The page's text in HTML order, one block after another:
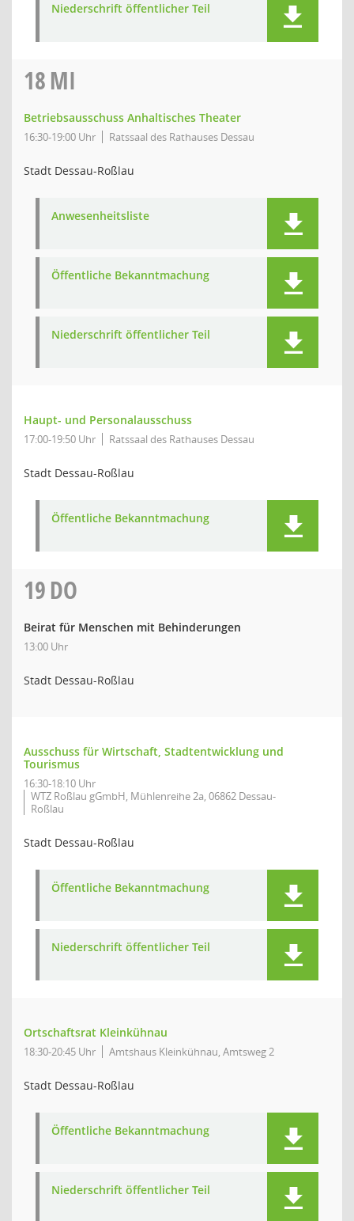
Niederschrift öffentlicher Teil
18MI
Betriebsausschuss Anhaltisches Theater
16:30-19:00 Uhr Ratssaal des Rathauses Dessau
Stadt Dessau-Roßlau
Anwesenheitsliste
Öffentliche Bekanntmachung
Niederschrift öffentlicher Teil
Haupt- und Personalausschuss
17:00-19:50 Uhr Ratssaal des Rathauses Dessau
Stadt Dessau-Roßlau
Öffentliche Bekanntmachung
19DO
Beirat für Menschen mit Behinderungen
13:00 Uhr
Stadt Dessau-Roßlau
Ausschuss für Wirtschaft, Stadtentwicklung und
Tourismus
16:30-18:10 Uhr
WTZ Roßlau gGmbH, Mühlenreihe 2a, 06862 Dessau-
Roßlau
Stadt Dessau-Roßlau
Öffentliche Bekanntmachung
Niederschrift öffentlicher Teil
Ortschaftsrat Kleinkühnau
18:30-20:45 Uhr Amtshaus Kleinkühnau, Amtsweg 2
Stadt Dessau-Roßlau
Öffentliche Bekanntmachung
Niederschrift öffentlicher Teil